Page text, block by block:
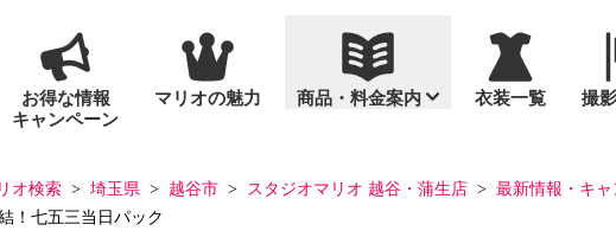
通年撮影
お得な情報
キャンペーン
マリオの魅力 商品・料金案内
セット商品
衣装一覧 撮
オ検索 埼玉県 越谷市 スタジオマリオ 越谷・蒲生店
最新情報・キ
！七五三当日パック